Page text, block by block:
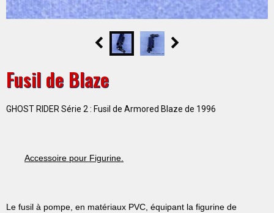
Fusil de Blaze
GHOST RIDER Série 2 : Fusil de Armored Blaze de 1996
Accessoire pour Figurine.
Le fusil à pompe, en matériaux PVC, équipant la figurine de